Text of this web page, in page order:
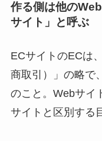
作る側は他の
サイト」と呼ぶ
ECサイトのECは
商取引）」の略で
のこと。Webサイ
サイトと区別する